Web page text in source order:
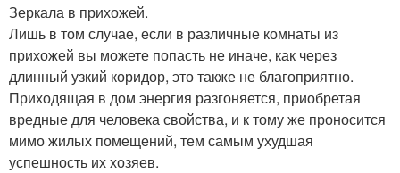
Зеркала в прихожей.
Лишь в том случае, если в различные комнаты из
прихожей вы можете попасть не иначе, как через
длинный узкий коридор, это также не благоприятно.
Приходящая в дом энергия разгоняется, приобретая
вредные для человека свойства, и к тому же проносится
мимо жилых помещений, тем самым ухудшая
успешность их хозяев.